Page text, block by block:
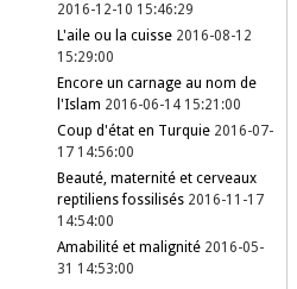
2016-12-10 15:46:29
L'aile ou la cuisse 2016-08-12
15:29:00
Encore un carnage au nom de
l'Islam 2016-06-14 15:21:00
Coup d'état en Turquie 2016-07-
17 14:56:00
Beauté, maternité et cerveaux
reptiliens fossilisés 2016-11-17
14:54:00
Amabilité et malignité 2016-05-
31 14:53:00